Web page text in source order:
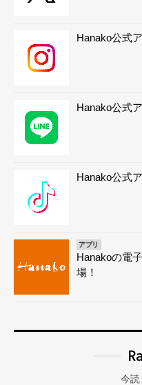
Hanako公式
Hanako公式
Hanako公式
アプリ
Hanakoの電
場！
今読